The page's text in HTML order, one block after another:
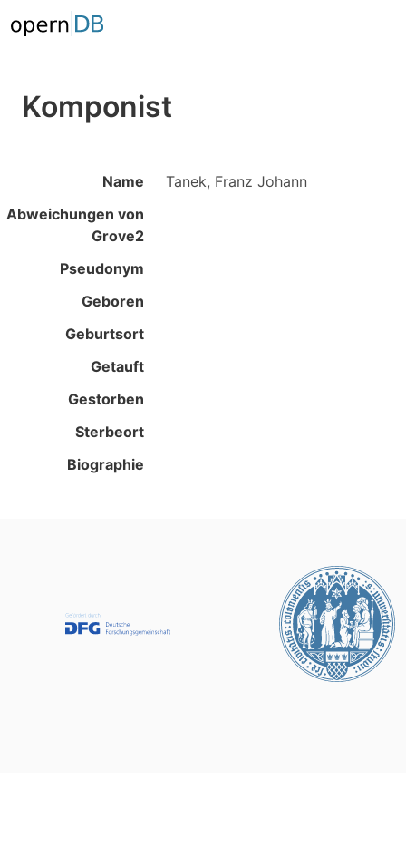
Komponist
Name
Tanek, Franz Johann
Abweichungen von
Grove2
Pseudonym
Geboren
Geburtsort
Getauft
Gestorben
Sterbeort
Biographie